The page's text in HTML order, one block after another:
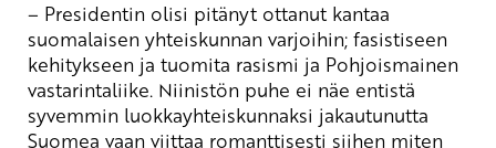
– Presidentin olisi pitänyt ottanut kantaa
suomalaisen yhteiskunnan varjoihin; fasistiseen
kehitykseen ja tuomita rasismi ja Pohjoismainen
vastarintaliike. Niinistön puhe ei näe entistä
syvemmin luokkayhteiskunnaksi jakautunutta
Suomea vaan viittaa romanttisesti siihen miten